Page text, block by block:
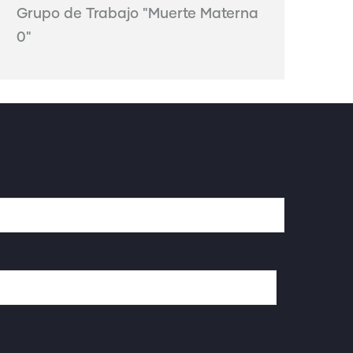
Grupo de Trabajo "Muerte Materna
0"